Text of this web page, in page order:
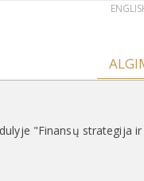
"Finansų strategija ir